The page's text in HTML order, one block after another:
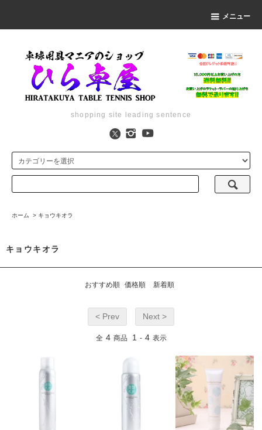
メニュー
shopping site leading sentence
ホーム > キョウキオラ
キョウキオラ
おすすめ順 価格順 新着順
< Prev Next >
全 4 商品 1 - 4 表示